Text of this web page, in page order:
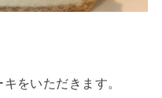
をいただきます。